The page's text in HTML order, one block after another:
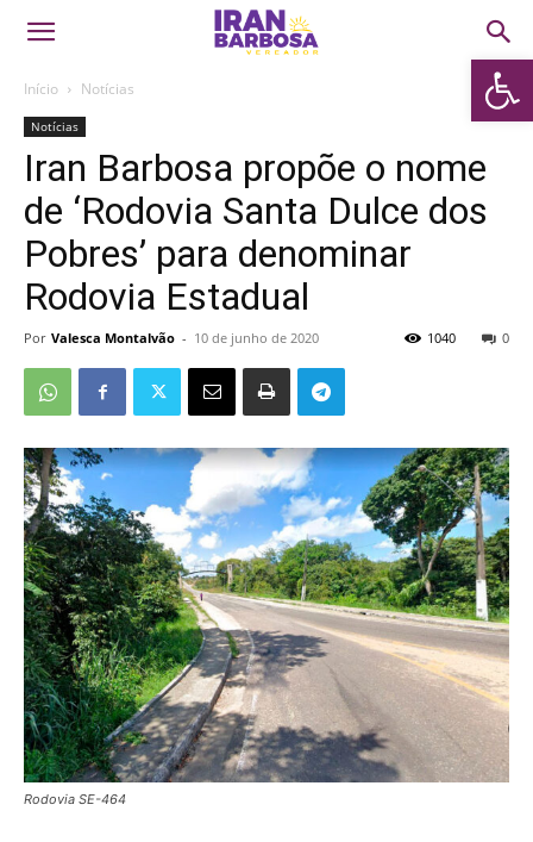
Abrir
Início Notícias
Notícias
Iran Barbosa propõe o nome
de ‘Rodovia Santa Dulce dos
Pobres’ para denominar
Rodovia Estadual
Por Valesca Montalvão - 10 de junho de 2020 0
1040
Rodovia SE-464